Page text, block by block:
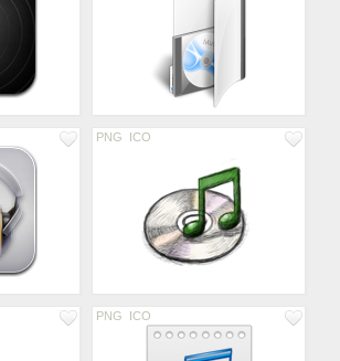
PNG ICO
PNG ICO